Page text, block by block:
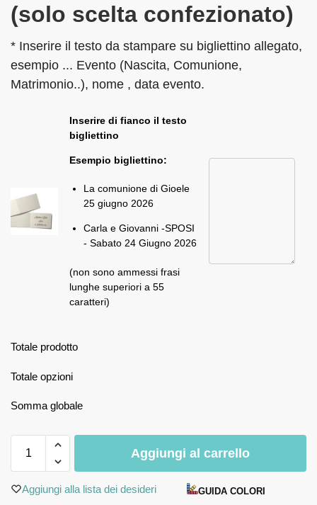
(solo scelta confezionato)
* Inserire il testo da stampare su bigliettino allegato,
esempio ... Evento (Nascita, Comunione,
Matrimonio..), nome , data evento.
Inserire di fianco il testo
bigliettino
Esempio bigliettino:
La comunione di Gioele
25 giugno 2026
Carla e Giovanni -SPOSI
- Sabato 24 Giugno 2026
(non sono ammessi frasi
lunghe superiori a 55
caratteri)
Totale prodotto
Totale opzioni
Somma globale
Aggiungi al carrello
Aggiungi alla lista dei desideri GUIDA COLORI